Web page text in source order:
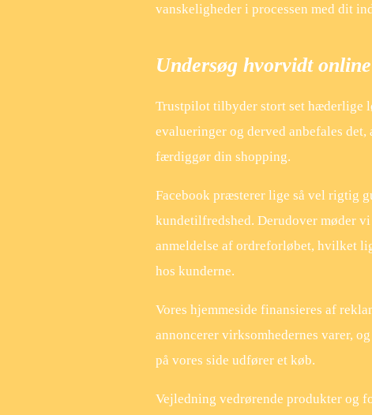
vanskeligheder i processen med dit
Undersøg hvorvidt
Trustpilot tilbyder stort set hæderlige
evalueringer og derved anbefales
færdiggør din shopping.
Facebook præsterer lige så vel rigtig
kundetilfredshed. Derudover møder
anmeldelse af ordreforløbet, hvilket
hos kunderne.
Vores hjemmeside finansieres af
annoncerer virksomhedernes varer,
på vores side udfører et køb.
Vejledning vedrørende produkter og